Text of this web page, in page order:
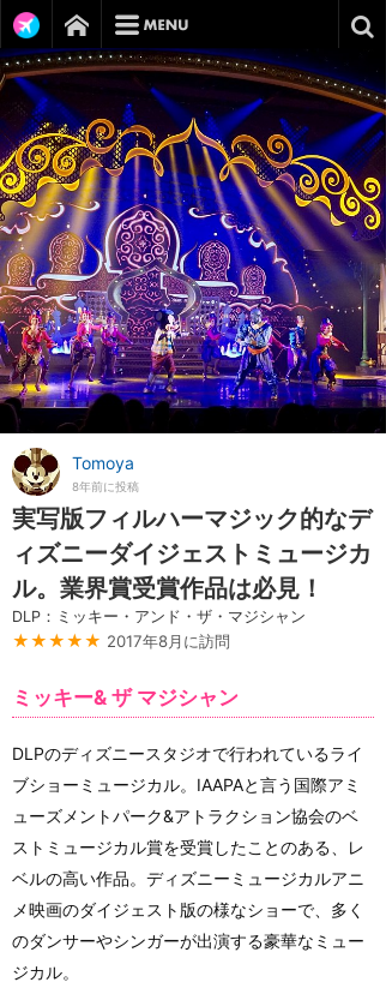
Tomoya
8年前に投稿
実写版フィルハーマジック的なデ
ィズニーダイジェストミュージカ
ル。業界賞受賞作品は必見！
DLP：ミッキー・アンド・ザ・マジシャン
★★★★★ 2017年8月に訪問
ミッキー& ザ マジシャン
DLPのディズニースタジオで行われているライ
ブショーミュージカル。IAAPAと言う国際アミ
ューズメントパーク&アトラクション協会のベ
ストミュージカル賞を受賞したことのある、レ
ベルの高い作品。ディズニーミュージカルアニ
メ映画のダイジェスト版の様なショーで、多く
のダンサーやシンガーが出演する豪華なミュー
ジカル。